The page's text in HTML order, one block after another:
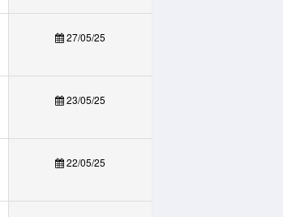
27/05/25
23/05/25
22/05/25